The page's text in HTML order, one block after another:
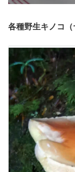
各種野生キノコ（